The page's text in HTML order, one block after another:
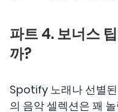
파트 4. 보너스
까?
Spotify 노래나 선별
의 음악 셀렉션은 꽤